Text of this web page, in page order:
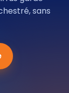
sans